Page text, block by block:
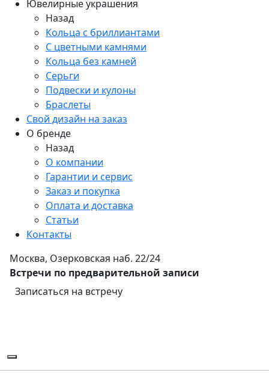
Ювелирные украшения
Назад
Кольца с бриллиантами
С цветными камнями
Кольца без камней
Серьги
Подвески и кулоны
Браслеты
Свой дизайн на заказ
О бренде
Назад
О компании
Гарантии и сервис
Заказ и покупка
Оплата и доставка
Статьи
Контакты
Москва, Озерковская наб. 22/24
Встречи по предварительной записи
Записаться на встречу